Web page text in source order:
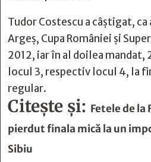
Tudor Costescu a câştigat, ca
Argeș, Cupa României și
2012, iar în al doilea
locul 3, respectiv locul 4, la
regular.
Citește și: Fetele de la
pierdut finala mică la un
Sibiu